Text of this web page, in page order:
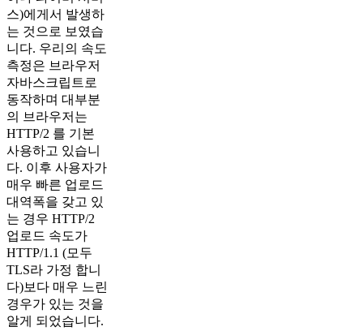
스)에게서 발생하
는 것으로 보였습
니다. 우리의 속도
측정은 브라우저
자바스크립트로
동작하며 대부분
의 브라우저는
HTTP/2 를 기본
사용하고 있습니
다. 이후 사용자가
매우 빠른 업로드
대역폭을 갖고 있
는 경우 HTTP/2
업로드 속도가
HTTP/1.1 (모두
TLS라 가정 합니
다)보다 매우 느린
경우가 있는 것을
알게 되었습니다.